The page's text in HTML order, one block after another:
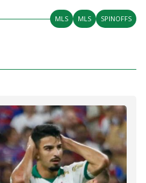
MLS MLS SPINOFFS